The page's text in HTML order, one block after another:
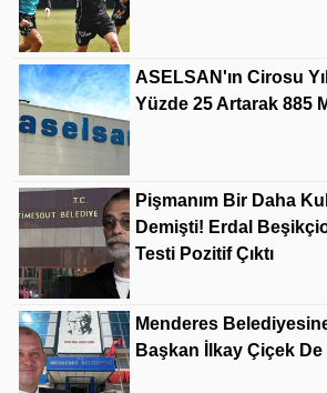
ASELSAN'ın Cirosu
Yüzde 25 Artarak 885
Pişmanım Bir Daha
Demişti! Erdal
Testi Pozitif Çıktı
Menderes
Başkan İlkay Çiçek De